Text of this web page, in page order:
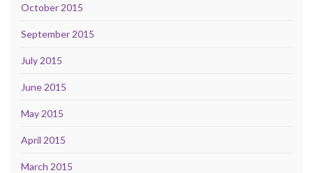
October 2015
September 2015
July 2015
June 2015
May 2015
April 2015
March 2015